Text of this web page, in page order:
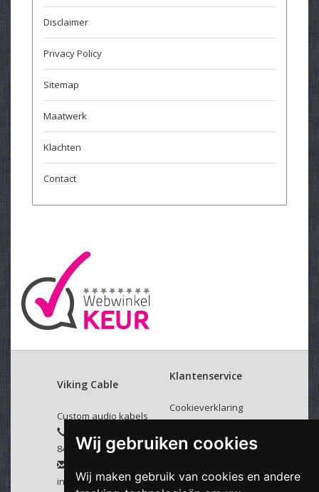
Wij gebruiken cookies
Wij maken gebruik van cookies en andere
Disclaimer
Privacy Policy
Sitemap
Maatwerk
Klachten
Contact
Viking Cable
Custom audio kabels
8437779
info@vikingcable.nl
Klantenservice
Cookieverklaring
Over ons
Verzenden & retourneren
Disclaimer